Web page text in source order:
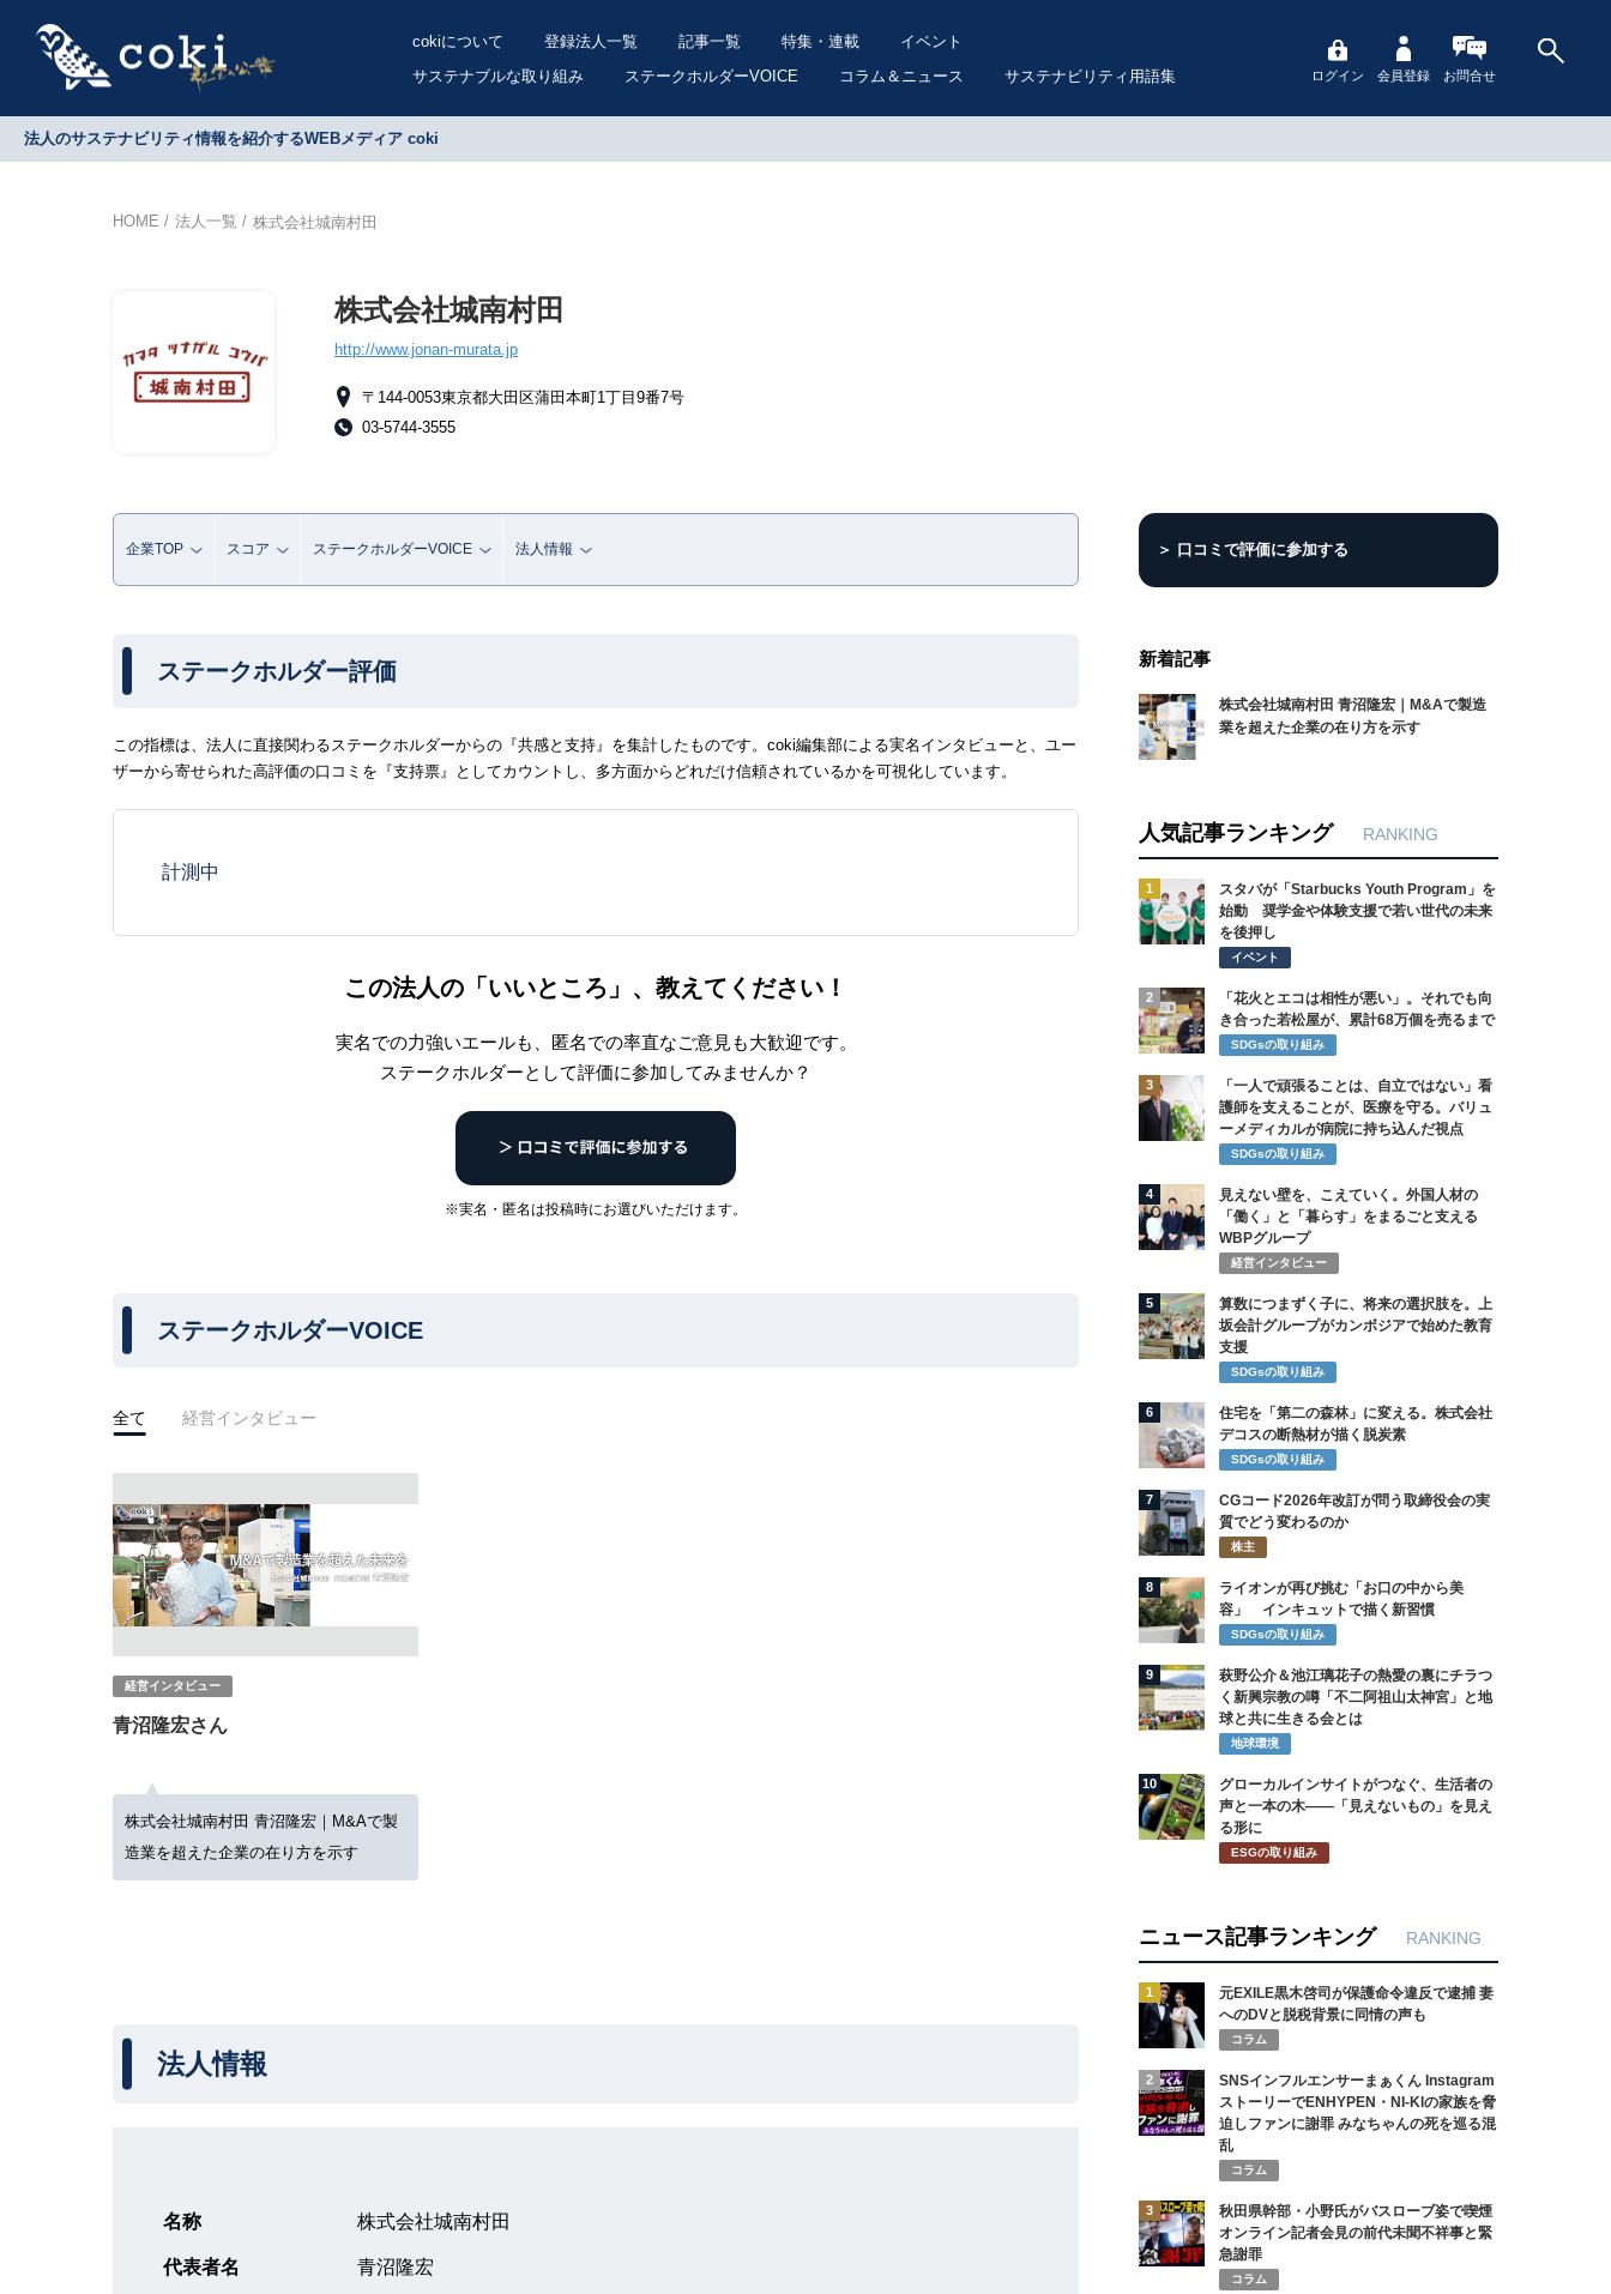
cokiについて 登録法人一覧 記事一覧 特集・連載
イベント
サステナブルな取り組み
ステークホルダーVOICE コラム＆ニュース サステナビリティ用語集 ログイン 会員登録 お問合せ
法人のサステナビリティ情報を紹介するWEBメディア coki
HOME 法人一覧 株式会社城南村田
株式会社城南村田
http://www.jonan-murata.jp
〒144-0053東京都大田区蒲田本町1丁目9番7号
03-5744-3555
企業TOP スコア ステークホルダーVOICE 法人情報
ステークホルダー評価
この指標は、法人に直接関わるステークホルダーからの『共感と支持』を集計したものです。coki編集部による実名インタビューと、ユー
ザーから寄せられた高評価の口コミを『支持票』としてカウントし、多方面からどれだけ信頼されているかを可視化しています。
計測中
この法人の「いいところ」、 教えてください！
実名での力強いエールも、匿名での率直なご意見も大歓迎です。
ステークホルダーとして評価に参加してみませんか？
※実名・匿名は投稿時にお選びいただけます。
ステークホルダーVOICE
全て 経営インタビュー
経営インタビュー
青沼隆宏さん
株式会社城南村田 青沼隆宏｜M&Aで製
造業を超えた企業の在り方を示す
法人情報
名称 株式会社城南村田
代表者名 青沼隆宏
＞ 口コミで評価に参加する
新着記事
株式会社城南村田 青沼隆宏｜M&Aで製造
業を超えた企業の在り方を示す
人気記事ランキング RANKING
1
スタバが「Starbucks Youth Program」を
始動 奨学金や体験支援で若い世代の未来
を後押し
イベント
2
「花火とエコは相性が悪い」。それでも向
き合った若松屋が、累計68万個を売るまで
SDGsの取り組み
3
「一人で頑張ることは、自立ではない」看
護師を支えることが、医療を守る。バリュ
ーメディカルが病院に持ち込んだ視点
SDGsの取り組み
4
見えない壁を、こえていく。外国人材の
「働く」と「暮らす」をまるごと支える
WBPグループ
経営インタビュー
5
算数につまずく子に、将来の選択肢を。上
坂会計グループがカンボジアで始めた教育
支援
SDGsの取り組み
6
住宅を「第二の森林」に変える。株式会社
デコスの断熱材が描く脱炭素
SDGsの取り組み
7
CGコード2026年改訂が問う取締役会の実
質でどう変わるのか
株主
8
ライオンが再び挑む「お口の中から美
容」 インキュットで描く新習慣
SDGsの取り組み
9
萩野公介＆池江璃花子の熱愛の裏にチラつ
く新興宗教の噂「不二阿祖山太神宮」と地
球と共に生きる会とは
地球環境
10
グローカルインサイトがつなぐ、生活者の
声と一本の木――「見えないもの」を見え
る形に
ESGの取り組み
ニュース記事ランキング RANKING
1
元EXILE黒木啓司が保護命令違反で逮捕 妻
へのDVと脱税背景に同情の声も
コラム
2
SNSインフルエンサーまぁくん Instagram
ストーリーでENHYPEN・NI-KIの家族を脅
迫しファンに謝罪 みなちゃんの死を巡る混
乱
コラム
3
秋田県幹部・小野氏がバスローブ姿で喫煙
オンライン記者会見の前代未聞不祥事と緊
急謝罪
コラム